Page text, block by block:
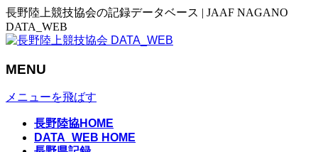
長野陸上競技協会の記録データベース | JAAF NAGANO
DATA_WEB
MENU
メニューを飛ばす
長野陸協HOME
DATA_WEB HOME